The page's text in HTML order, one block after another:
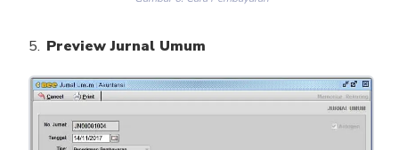
Preview Jurnal Umum